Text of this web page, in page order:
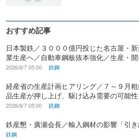
おすすめ記事
日本製鉄／３０００億円投じた名古屋・
業生産へ／自動車鋼板抜本強化／生産・
2026/8/7 05:00 鉄鋼
経産省の生産計画ヒアリング／７～９月
品生産が押し上げ、駆け込み需要の可能
2026/8/7 05:00 鉄鋼
鉄産懇・廣瀬会長／輸入鋼材の影響「引き
鉄鋼